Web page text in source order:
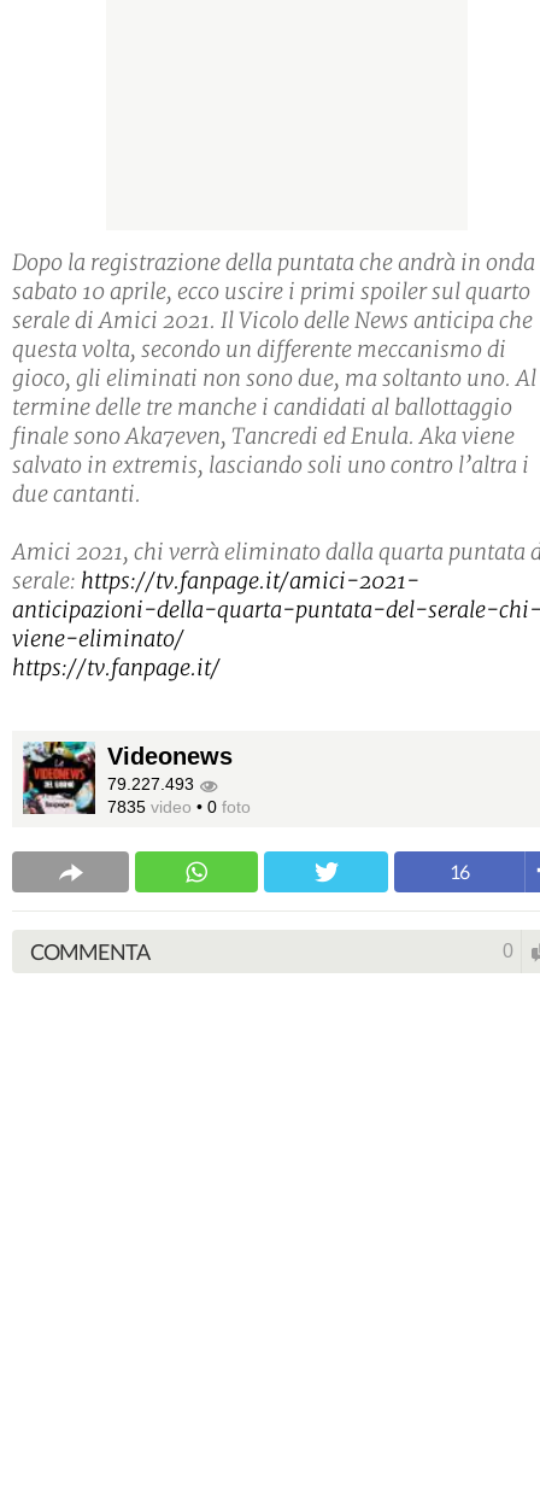
Dopo la registrazione della puntata che andrà in onda
sabato 10 aprile, ecco uscire i primi spoiler sul quarto
serale di Amici 2021. Il Vicolo delle News anticipa che
questa volta, secondo un differente meccanismo di
gioco, gli eliminati non sono due, ma soltanto uno. Al
termine delle tre manche i candidati al ballottaggio
finale sono Aka7even, Tancredi ed Enula. Aka viene
salvato in extremis, lasciando soli uno contro l’altra i
due cantanti.
Amici 2021, chi verrà eliminato dalla quarta puntata
serale: https://tv.fanpage.it/amici-2021-
anticipazioni-della-quarta-puntata-del-serale-
viene-eliminato/
https://tv.fanpage.it/
Videonews
79.227.493
7835 video • 0 foto
16
COMMENTA 0